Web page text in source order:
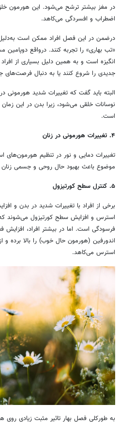
در مغز بیشتر ترشح می‌شود. این هورمون
اضطراب و افسردگی می‌کاهد.
درضمن در این فصل افراد ممکن است
«تب بهاری» را تجربه کنند. درواقع
انگیزه است و به همین دلیل بسیاری از
جدیدی را شروع کنند یا به دنبال فرصت‌های
البته باید گفت که تغییرات شدید هورمونی
نوسانات خلقی می‌شود، زیرا بدن در این
است.
۴. تغییرات هورمونی در زنان
تغییرات دمایی و نور در تنظیم هورمون‌های
موضوع باعث بهبود حال روحی و جسمی
۵. کنترل سطح کورتیزول
برخی از افراد با تغییرات شدید در بدن و
استرس و افزایش سطح کورتیزول می‌شوند
فرسودگی است. اما در بیشتر افراد، افزایش
اندورفین (هورمون حال خوب) را بالا برده
استرس می‌کاهد.
به طورکلی فصل بهار تاثیر مثبت زیادی روی